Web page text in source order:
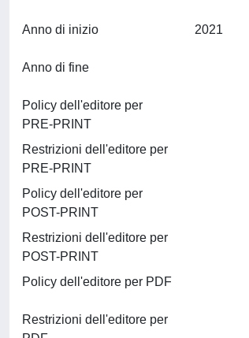
Anno di inizio
Anno di fine
Policy dell'editore per
PRE-PRINT
Restrizioni dell'editore per
PRE-PRINT
Policy dell'editore per
POST-PRINT
Restrizioni dell'editore per
POST-PRINT
Policy dell'editore per PDF
Restrizioni dell'editore per